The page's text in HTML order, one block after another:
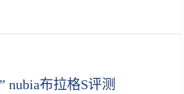
nubia布拉格S评测